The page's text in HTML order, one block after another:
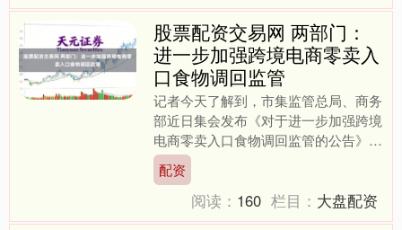
股票配资交易网 两部门：
进一步加强跨境电商零卖入
口食物调回监管
记者今天了解到，市集监管总局、商务
部近日集会发布《对于进一步加强跨境
电商零卖入口食物调回监管的公告》。
以明确境内调回主体为切入点股票配资
交易网，进一步压紧压实跨....
配资
阅读： 160 栏目： 大盘配资